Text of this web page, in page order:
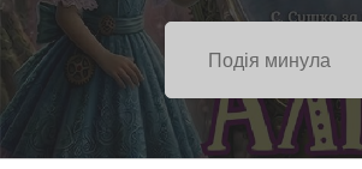
Подія минула